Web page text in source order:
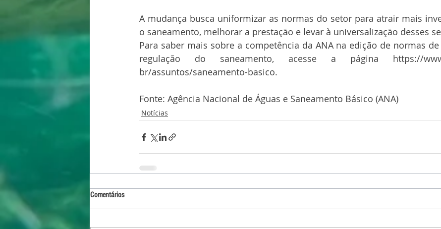
A mudança busca uniformizar as normas do setor para atrair mais
o saneamento, melhorar a prestação e levar à universalização desses
Para saber mais sobre a competência da ANA na edição de normas
regulação do saneamento, acesse a página https://
br/assuntos/saneamento-basico.
Fonte: Agência Nacional de Águas e Saneamento Básico (ANA)
Notícias
Comentários